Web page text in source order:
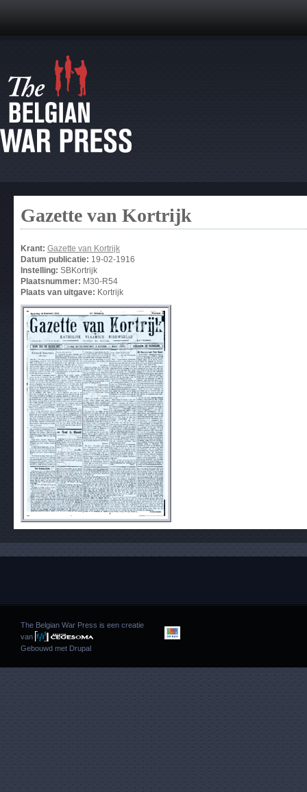
Gazette van Kortrijk
Krant: Gazette van Kortrijk
Datum publicatie: 19-02-1916
Instelling: SBKortrijk
Plaatsnummer: M30-R54
Plaats van uitgave: Kortrijk
The Belgian War Press is een creatie
van
Gebouwd met Drupal